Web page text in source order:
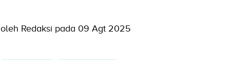
oleh Redaksi pada 09 Agt 2025